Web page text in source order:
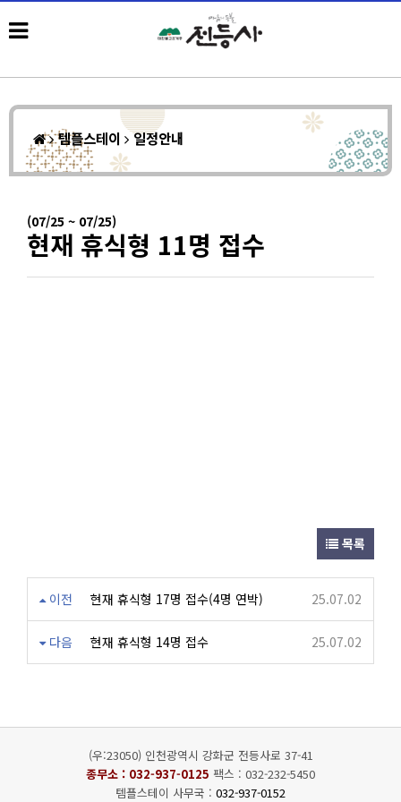
템플스테이 일정안내
(07/25 ~ 07/25)
현재 휴식형 11명 접수
목록
이전 현재 휴식형 17명 접수(4명 연박) 25.07.02
다음 현재 휴식형 14명 접수 25.07.02
(우:23050) 인천광역시 강화군 전등사로 37-41
종무소 : 032-937-0125 팩스 : 032-232-5450
템플스테이 사무국 : 032-937-0152